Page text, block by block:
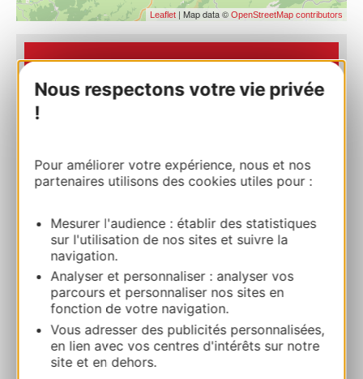
Nous respectons votre vie privée
!
Pour améliorer votre expérience, nous et nos
partenaires utilisons des cookies utiles pour :
Mesurer l'audience : établir des statistiques
sur l'utilisation de nos sites et suivre la
navigation.
Analyser et personnaliser : analyser vos
parcours et personnaliser nos sites en
fonction de votre navigation.
Vous adresser des publicités personnalisées,
en lien avec vos centres d'intérêts sur notre
site et en dehors.
Leaflet | Map data © OpenStreetMap contributors
RESERVIERUNG
Route & Zugang
+33565443938
+33638747589
E-mail